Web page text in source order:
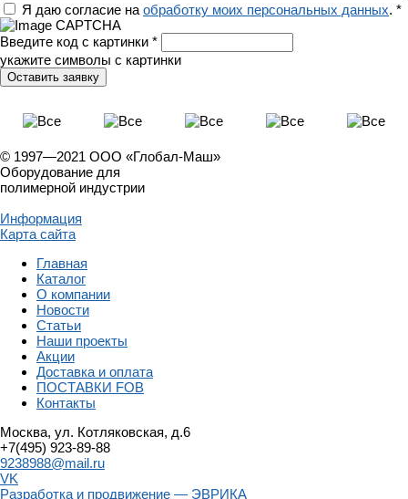
РегионЯ даю согласие на обработку моих персональных данных. *
Введите код с картинки *
укажите символы с картинки
© 1997—2021 ООО «Глобал-Маш»
Оборудование для
полимерной индустрии
Информация
Карта сайта
Главная
Каталог
О компании
Новости
Статьи
Наши проекты
Акции
Доставка и оплата
ПОСТАВКИ FOB
Контакты
Москва, ул. Котляковская, д.6
+7(495) 923-89-88
9238988@mail.ru
VK
Разработка и продвижение — ЭВРИКА